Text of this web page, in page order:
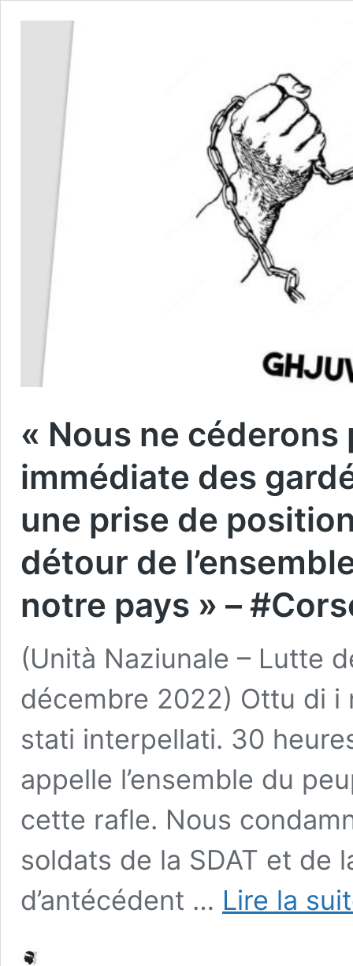
« Nous ne
immédiate des
une prise de
détour de
notre pays » –
(Unità Naziunale – Lutte
décembre 2022) Ottu di i
stati interpellati. 30
appelle l’ensemble du
cette rafle. Nous
soldats de la SDAT et de
d’antécédent … Lire la